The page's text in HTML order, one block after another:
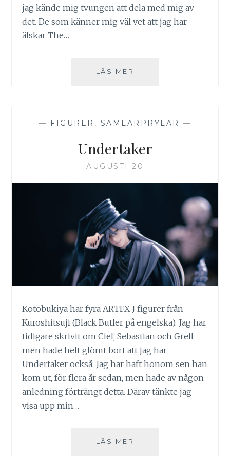
jag kände mig tvungen att dela med mig av
det. De som känner mig väl vet att jag har
älskar The…
LÄS MER
— FIGURER , SAMLARPRYLAR —
Undertaker
AUGUSTI 20
Kotobukiya har fyra ARTFX-J figurer från
Kuroshitsuji (Black Butler på engelska). Jag har
tidigare skrivit om Ciel, Sebastian och Grell
men hade helt glömt bort att jag har
Undertaker också. Jag har haft honom sen han
kom ut, för flera år sedan, men hade av någon
anledning förträngt detta. Därav tänkte jag
visa upp min…
LÄS MER